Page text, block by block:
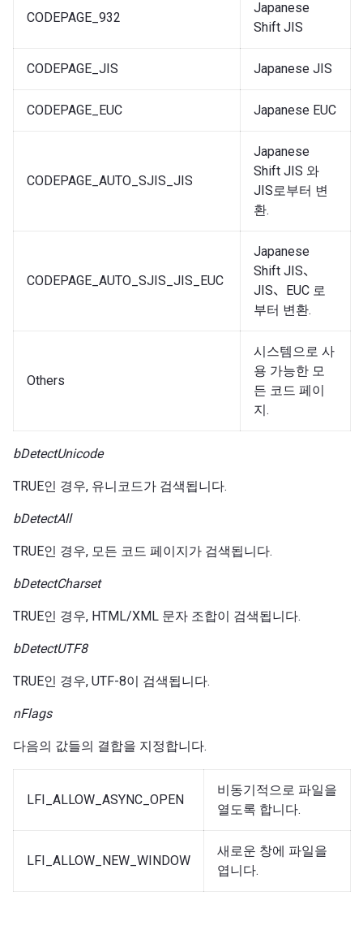
CODEPAGE_932
Japanese
Shift JIS
CODEPAGE_JIS Japanese JIS
CODEPAGE_EUC Japanese EUC
CODEPAGE_AUTO_SJIS_JIS
Japanese
Shift JIS 와
JIS로부터 변
환.
CODEPAGE_AUTO_SJIS_JIS_EUC
Japanese
Shift JIS、
JIS、EUC 로
부터 변환.
Others
시스템으로 사
용 가능한 모
든 코드 페이
지.
bDetectUnicode
TRUE인 경우, 유니코드가 검색됩니다.
bDetectAll
TRUE인 경우, 모든 코드 페이지가 검색됩니다.
bDetectCharset
TRUE인 경우, HTML/XML 문자 조합이 검색됩니다.
bDetectUTF8
TRUE인 경우, UTF-8이 검색됩니다.
nFlags
다음의 값들의 결합을 지정합니다.
LFI_ALLOW_ASYNC_OPEN
비동기적으로 파일을
열도록 합니다.
LFI_ALLOW_NEW_WINDOW
새로운 창에 파일을
엽니다.